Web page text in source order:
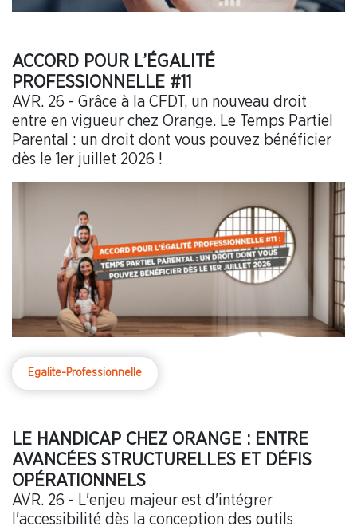
ACCORD POUR L’ÉGALITÉ
PROFESSIONNELLE #11
AVR. 26 - Grâce à la CFDT, un nouveau droit
entre en vigueur chez Orange. Le Temps Partiel
Parental : un droit dont vous pouvez bénéficier
dès le 1er juillet 2026 !
Egalite-Professionnelle
LE HANDICAP CHEZ ORANGE : ENTRE
AVANCÉES STRUCTURELLES ET DÉFIS
OPÉRATIONNELS
AVR. 26 - L'enjeu majeur est d'intégrer
l'accessibilité dès la conception des outils